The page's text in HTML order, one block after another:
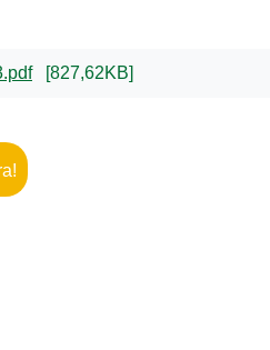
[827,62KB]